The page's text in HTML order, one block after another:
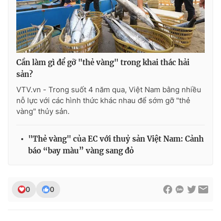
THỜI BÁO VTV
Theo dõi báo trên
Cơ quan báo chí:Thời báo VTV
Giấy phép hoạt động báo in và báo điện tử số 483/GP-BTTTT
Phó Tổng Biên tập:
Nguyễn Thị Mỹ Hạnh, Phạm Quốc Thắng,
Cần làm gì để gỡ "thẻ vàng" trong khai thác hải
sản?
VTV.vn - Trong suốt 4 năm qua, Việt Nam bằng nhiều
nỗ lực với các hình thức khác nhau để sớm gỡ "thẻ
vàng" thủy sản.
"Thẻ vàng" của EC với thuỷ sản Việt Nam: Cảnh
báo “bay màu” vàng sang đỏ
0 0